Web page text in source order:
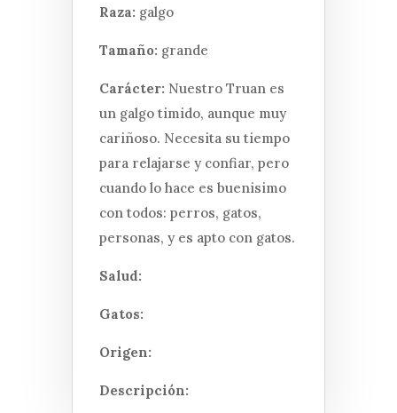
Raza: galgo
Tamaño: grande
Carácter: Nuestro Truan es
un galgo timido, aunque muy
cariñoso. Necesita su tiempo
para relajarse y confiar, pero
cuando lo hace es buenisimo
con todos: perros, gatos,
personas, y es apto con gatos.
Salud:
Gatos:
Origen:
Descripción: